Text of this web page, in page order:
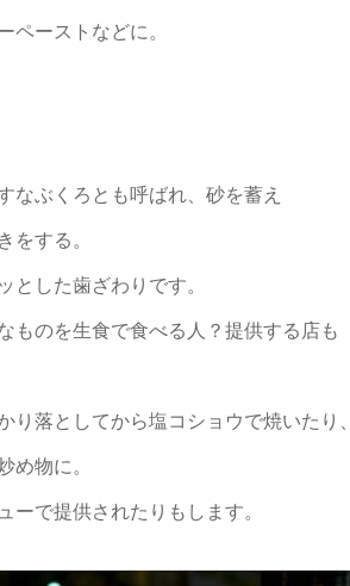
ペーストなどに。
なぶくろとも呼ばれ、砂を蓄え
をする。
とした歯ざわりです。
ものを生食で食べる人？提供する店も
落としてから塩コショウで焼いたり、
め物に。
ーで提供されたりもします。